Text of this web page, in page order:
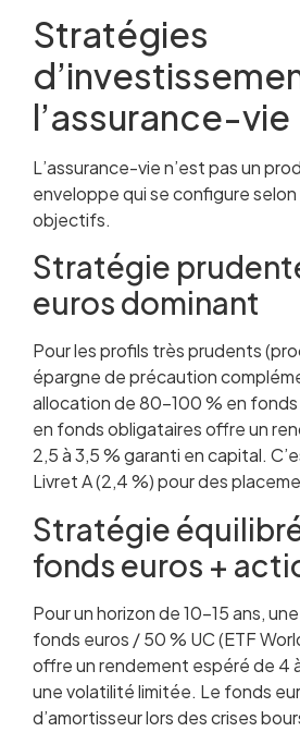
Stratégies
l’assurance-vie
L’assurance-vie n’est pas un
enveloppe qui se configure
objectifs.
Stratégie
euros dominant
Pour les profils très prudents
épargne de précaution
allocation de 80-100 % en
en fonds obligataires offre un
2,5 à 3,5 % garanti en capital.
Livret A (2,4 %) pour des
Stratégie
fonds euros +
Pour un horizon de 10-15 ans,
fonds euros / 50 % UC (ETF
offre un rendement espéré de 4
une volatilité limitée. Le fonds
d’amortisseur lors des crises